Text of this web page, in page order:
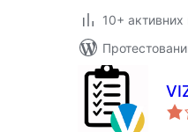
10+ активних